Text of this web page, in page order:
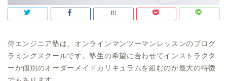
侍エンジニア塾は、オンラインマンツーマンレッスンのプログ
ラミングスクールです。塾生の希望に合わせてインストラクタ
ーが個別のオーダーメイドカリキュラムを組むのが最大の特徴